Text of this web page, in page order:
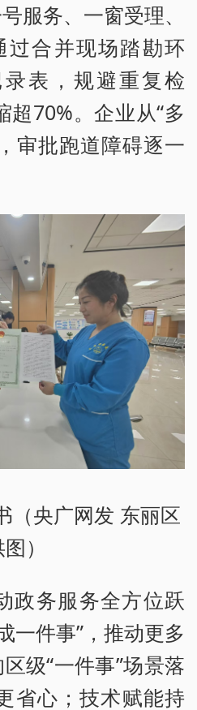
服务、一窗受理、
过合并现场踏勘环
表，规避重复检
超70%。企业从“多
审批跑道障碍逐一
（央广网发 东丽区
）
政务服务全方位跃
一件事”，推动更多
级“一件事”场景落
省心；技术赋能持